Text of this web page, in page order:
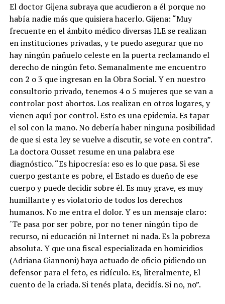
El doctor Gijena subraya que acudieron a él porque no
había nadie más que quisiera hacerlo. Gijena: “Muy
frecuente en el ámbito médico diversas ILE se realizan
en instituciones privadas, y te puedo asegurar que no
hay ningún pañuelo celeste en la puerta reclamando el
derecho de ningún feto. Semanalmente me encuentro
con 2 o 3 que ingresan en la Obra Social. Y en nuestro
consultorio privado, tenemos 4 o 5 mujeres que se van a
controlar post abortos. Los realizan en otros lugares, y
vienen aquí por control. Esto es una epidemia. Es tapar
el sol con la mano. No debería haber ninguna posibilidad
de que si esta ley se vuelve a discutir, se vote en contra”.
La doctora Ousset resume en una palabra ese
diagnóstico. “Es hipocresía: eso es lo que pasa. Si ese
cuerpo gestante es pobre, el Estado es dueño de ese
cuerpo y puede decidir sobre él. Es muy grave, es muy
humillante y es violatorio de todos los derechos
humanos. No me entra el dolor. Y es un mensaje claro:
´Te pasa por ser pobre, por no tener ningún tipo de
recurso, ni educación ni Internet ni nada. Es la pobreza
absoluta. Y que una fiscal especializada en homicidios
(Adriana Giannoni) haya actuado de oficio pidiendo un
defensor para el feto, es ridículo. Es, literalmente, El
cuento de la criada. Si tenés plata, decidís. Si no, no”.